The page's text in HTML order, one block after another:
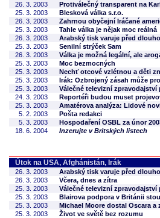
26. 3. 2003
Protiválečný transparent na
25. 3. 2003
Blesková válka s.r.o.
26. 3. 2003
Zahrnou obyčejní Iráčané
25. 3. 2003
Tahle válka je nějak moc reálná
26. 3. 2003
Arabský tisk varuje před
25. 3. 2003
Senilní strýček Sam
26. 3. 2003
Válka je možná legální, ale
25. 3. 2003
Moc bezmocných
25. 3. 2003
Nechť otcové vzlétnou a děti
25. 3. 2003
Irák: Ozbrojený zásah může
25. 3. 2003
Válečné televizní
24. 3. 2003
Reportéři budou muset
25. 3. 2003
Amatérova analýza: Lidové
5. 2. 2003
Pošta redakci
5. 3. 2003
Hospodaření OSBL za únor
18. 6. 2004
Inzerujte v Britských listech
Útok na USA, Afghánistán, Irák
26. 3. 2003
Arabský tisk varuje před
26. 3. 2003
Včera, dnes a zítra
25. 3. 2003
Válečné televizní
25. 3. 2003
Blairova podpora v Británii
25. 3. 2003
Michael Moore dostal Oscara a
25. 3. 2003
Život ve světě bez rozumu